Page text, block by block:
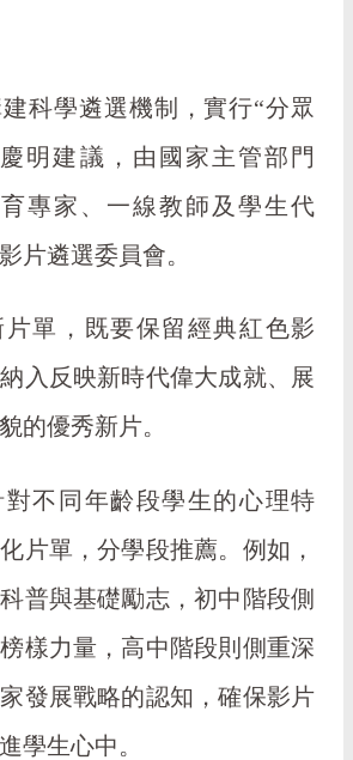
科學遴選機制，實行“分眾
明建議，由國家主管部門
專家、一線教師及學生代
片遴選委員會。
片單，既要保留經典紅色影
入反映新時代偉大成就、展
的優秀新片。
對不同年齡段學生的心理特
片單，分學段推薦。例如，
普與基礎勵志，初中階段側
樣力量，高中階段則側重深
發展戰略的認知，確保影片
學生心中。